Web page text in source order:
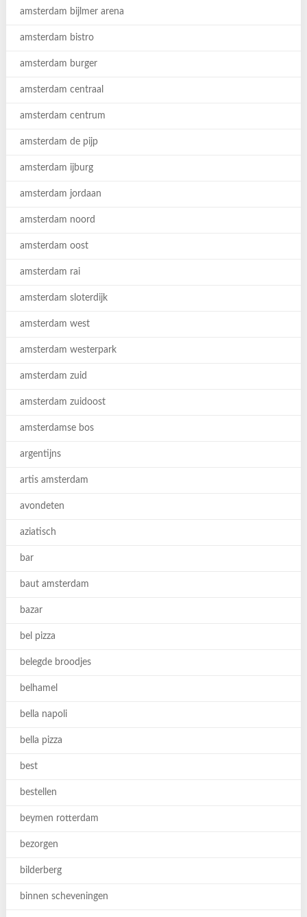
amsterdam bijlmer arena
amsterdam bistro
amsterdam burger
amsterdam centraal
amsterdam centrum
amsterdam de pijp
amsterdam ijburg
amsterdam jordaan
amsterdam noord
amsterdam oost
amsterdam rai
amsterdam sloterdijk
amsterdam west
amsterdam westerpark
amsterdam zuid
amsterdam zuidoost
amsterdamse bos
argentijns
artis amsterdam
avondeten
aziatisch
bar
baut amsterdam
bazar
bel pizza
belegde broodjes
belhamel
bella napoli
bella pizza
best
bestellen
beymen rotterdam
bezorgen
bilderberg
binnen scheveningen